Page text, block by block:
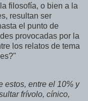
filosofía, o bien a la
resultan ser
el punto de
provocadas por la
los relatos de tema
estos, entre el 10% y
frívolo, cínico,